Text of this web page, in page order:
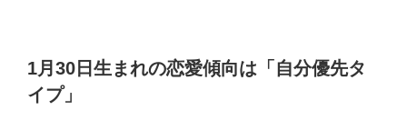
1月30日生まれの恋愛傾向は「自分優先タ
イプ」